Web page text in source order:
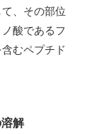
、その部位
酸であるフ
むペプチド
解